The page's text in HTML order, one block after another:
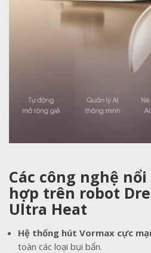
Các công nghệ
hợp trên robot
Ultra Heat
Hệ thống hút Vormax cực
toàn các loại bụi bẩn.